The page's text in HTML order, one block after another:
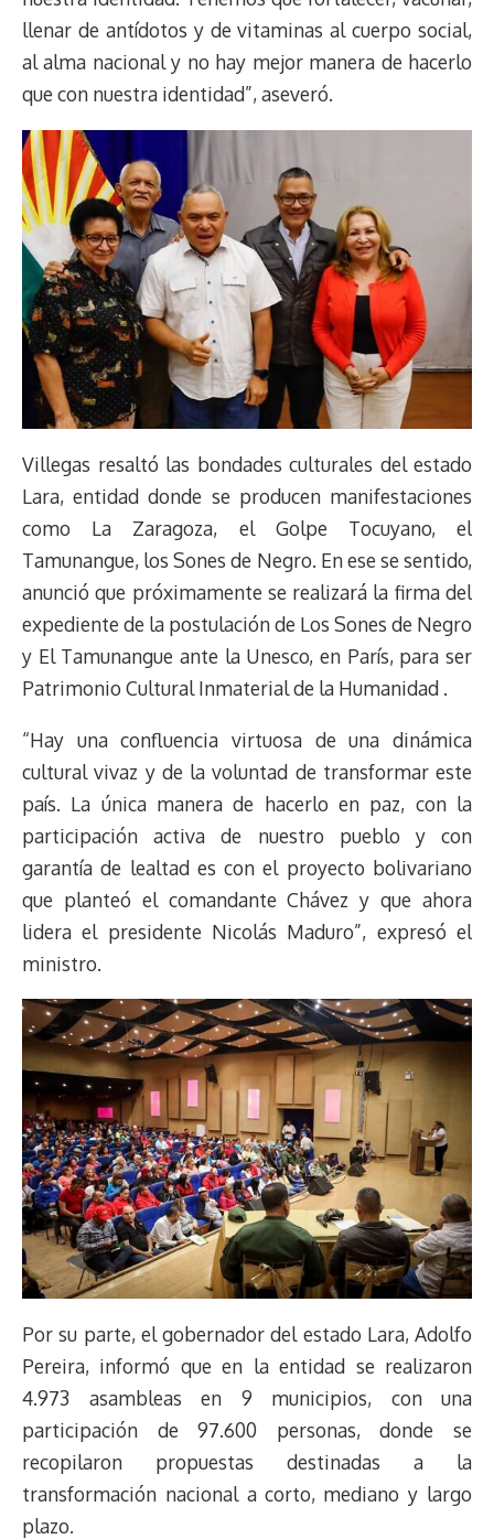
llenar de antídotos y de vitaminas al cuerpo social,
al alma nacional y no hay mejor manera de hacerlo
que con nuestra identidad”, aseveró.
Villegas resaltó las bondades culturales del estado
Lara, entidad donde se producen manifestaciones
como La Zaragoza, el Golpe Tocuyano, el
Tamunangue, los Sones de Negro. En ese se sentido,
anunció que próximamente se realizará la firma del
expediente de la postulación de Los Sones de Negro
y El Tamunangue ante la Unesco, en París, para ser
Patrimonio Cultural Inmaterial de la Humanidad .
“Hay una confluencia virtuosa de una dinámica
cultural vivaz y de la voluntad de transformar este
país. La única manera de hacerlo en paz, con la
participación activa de nuestro pueblo y con
garantía de lealtad es con el proyecto bolivariano
que planteó el comandante Chávez y que ahora
lidera el presidente Nicolás Maduro”, expresó el
ministro.
Por su parte, el gobernador del estado Lara, Adolfo
Pereira, informó que en la entidad se realizaron
4.973 asambleas en 9 municipios, con una
participación de 97.600 personas, donde se
recopilaron propuestas destinadas a la
transformación nacional a corto, mediano y largo
plazo.